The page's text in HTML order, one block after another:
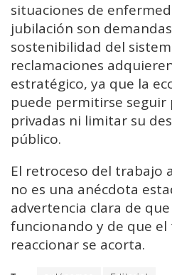
situaciones de
jubilación son
sostenibilidad del
reclamaciones
estratégico, ya que la
puede permitirse
privadas ni limitar su
público.
El retroceso del trabajo
no es una anécdota
advertencia clara de
funcionando y de que
reaccionar se acorta.